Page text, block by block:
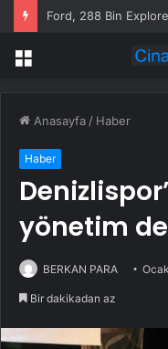
Menü
Anasayfa / Haber
Haber
yönetim
BERKAN PARA
Bir dakikadan az